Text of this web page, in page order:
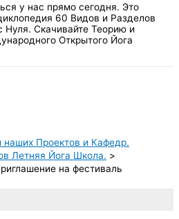
у нас прямо сегодня. Это
60 Видов и Разделов
Скачивайте Теорию и
Открытого Йога
Проектов и Кафедр.
Летняя Йога Школа.
на фестиваль